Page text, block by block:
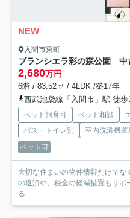
NEW
入間市東町
ブランシエラ彩の森公園
2,680万円
6階 / 83.52㎡ / 4LDK /築17年
西武池袋線「入間市」駅 徒歩
ペット飼育可 ペット相談
バス・トイレ別
室内洗濯機置
ペット可
大切な住まいの物件情報だけで
の返済や、税金の軽減措置もサポ
る